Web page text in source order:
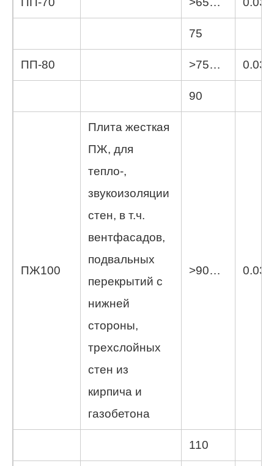
75
ПП-80 >75… 0.039
90
ПЖ100
Плита жесткая
ПЖ, для
тепло-,
звукоизоляции
стен, в т.ч.
вентфасадов,
подвальных
перекрытий с
нижней
стороны,
трехслойных
стен из
кирпича и
газобетона
>90… 0.038
110